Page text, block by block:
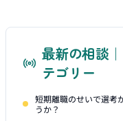
最新の相談
テゴリー
短期離職のせいで選考
うか？